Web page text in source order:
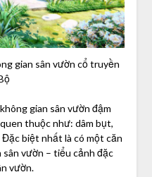
gian sân vườn cổ truyền
gian sân vườn đậm
thuộc như: dâm bụt,
biệt nhất là có một căn
vườn – tiểu cảnh đặc
vườn.